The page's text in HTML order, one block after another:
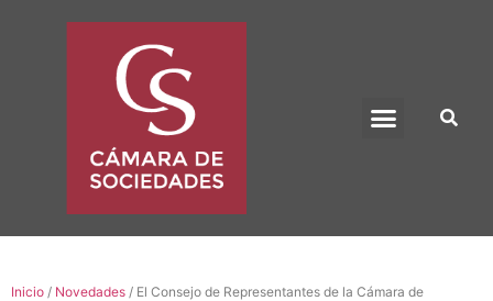
Inicio / Novedades / El Consejo de Representantes de la Cámara de